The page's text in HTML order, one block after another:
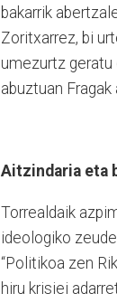
bakarrik
Zoritxarrez, bi
umezurtz geratu
abuztuan Fragak
Aitzindaria eta
Torrealdaik
ideologiko
“Politikoa zen
hiru krisiei